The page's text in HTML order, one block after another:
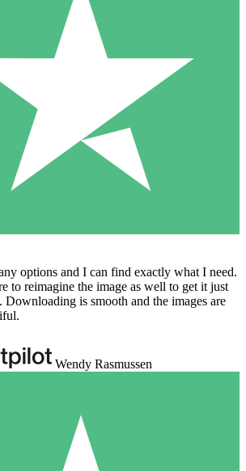
options and I can find exactly what I need.
to reimagine the image as well to get it just
is smooth and the images are
Wendy Rasmussen